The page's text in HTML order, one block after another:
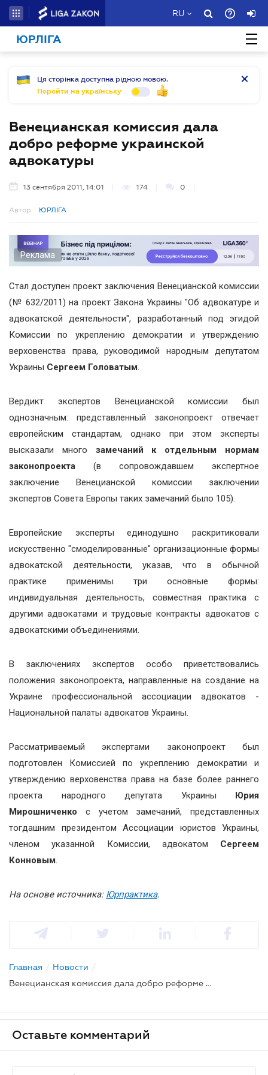
RU
ЮРЛІГА
Ця сторінка доступна рідною мовою.
Перейти на українську
Венецианская комиссия дала
добро реформе украинской
адвокатуры
13 сентября 2011, 14:01 174 0
Автор: ЮРЛІГА
Реклама
Стал доступен проект заключения Венецианской комиссии
(№ 632/2011) на проект Закона Украины "Об адвокатуре и
адвокатской деятельности", разработанный под эгидой
Комиссии по укреплению демократии и утверждению
верховенства права, руководимой народным депутатом
Украины Сергеем Головатым.
Вердикт экспертов Венецианской комиссии был
однозначным: представленный законопроект отвечает
европейским стандартам, однако при этом эксперты
высказали много замечаний к отдельным нормам
законопроекта (в сопровождавшем экспертное
заключение Венецианской комиссии заключении
экспертов Совета Европы таких замечаний было 105).
Европейские эксперты единодушно раскритиковали
искусственно "смоделированные" организационные формы
адвокатской деятельности, указав, что в обычной
практике применимы три основные формы:
индивидуальная деятельность, совместная практика с
другими адвокатами и трудовые контракты адвокатов с
адвокатскими объединениями.
В заключениях экспертов особо приветствовались
положения законопроекта, направленные на создание на
Украине профессиональной ассоциации адвокатов -
Национальной палаты адвокатов Украины.
Рассматриваемый экспертами законопроект был
подготовлен Комиссией по укреплению демократии и
утверждению верховенства права на базе более раннего
проекта народного депутата Украины Юрия
Мирошниченко с учетом замечаний, представленных
тогдашним президентом Ассоциации юристов Украины,
членом указанной Комиссии, адвокатом Сергеем
Конновым.
На основе источника: Юрпрактика.
Главная / Новости /
Венецианская комиссия дала добро реформе украинской адвокатуры
Оставьте комментарий